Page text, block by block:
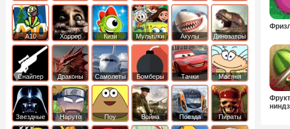
бойцы
нетворк
А10 Хоррор Кизи Мультики Акулы Динозавры
Снайпер Драконы Самолеты Бомберы Тачки Масяня
Звездные
войны
Наруто Поу Война Поезда
Пираты
Карибского